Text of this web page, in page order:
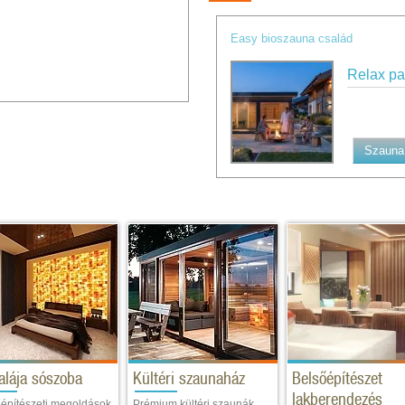
Easy bioszauna család
Relax
sószoba Kültéri szaunaház
Belsőépítészet
lakberendezés